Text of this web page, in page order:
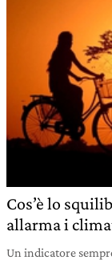
Cos’è lo
allarma i
Un indicatore